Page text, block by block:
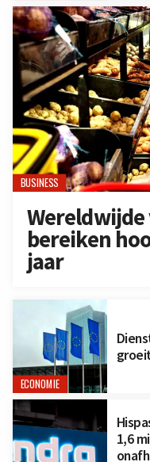
BUSINESS
bereiken
jaar
ECONOMIE
1,6